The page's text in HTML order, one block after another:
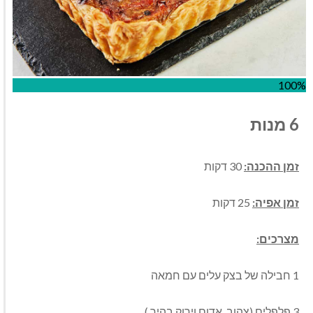
100%
6 מנות
זמן ההכנה:
זמן אפיה:
מצרכים:
1 חבילה של בצק עלים עם חמאה